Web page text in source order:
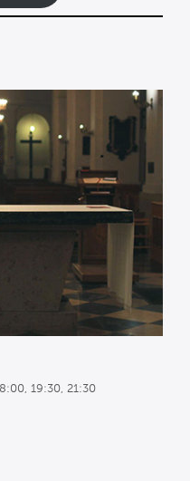
19:30, 21:30